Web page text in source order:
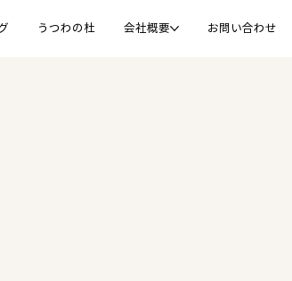
うつわの杜 会社概要 お問い合わせ